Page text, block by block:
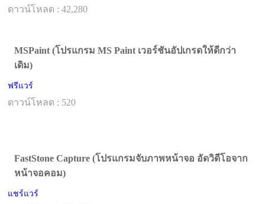
ดาวน์โหลด : 42,280
MSPaint (โปรแกรม MS Paint เวอร์ชันอัปเกรดให้ดีกว่า
เดิม)
ฟรีแวร์
ดาวน์โหลด : 520
FastStone Capture (โปรแกรมจับภาพหน้าจอ อัดวิดีโอจาก
หน้าจอคอม)
แชร์แวร์